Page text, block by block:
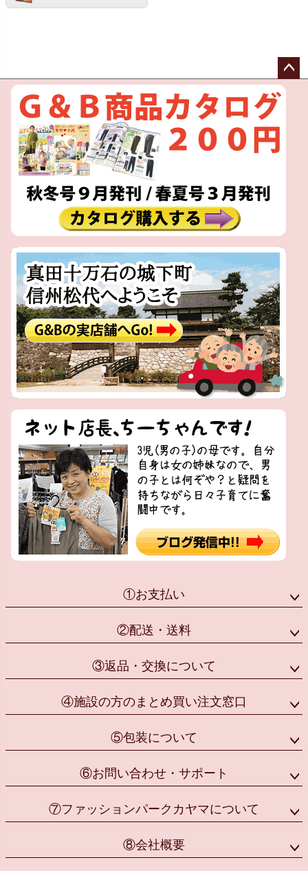
ペー
へ
①お支払い
②配送・送料
③返品・交換について
④施設の方のまとめ買い注文窓口
⑤包装について
⑥お問い合わせ・サポート
⑦ファッションパークカヤマについて
⑧会社概要